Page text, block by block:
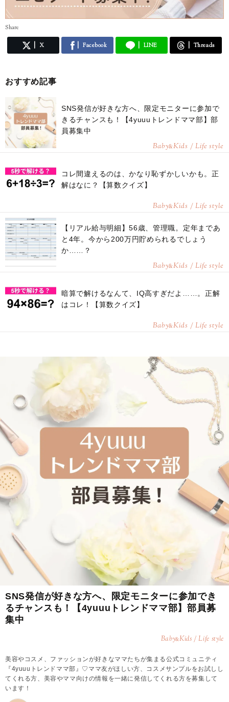
Share
X Facebook LINE Threads
おすすめ記事
SNS発信が好きな方へ、限定モニターに参加で
きるチャンスも！【4yuuuトレンドママ部】部
員募集中
Baby&Kids / Life style
コレ間違えるのは、かなり恥ずかしいかも。正
解はなに？【算数クイズ】
Baby&Kids / Life style
【リアル給与明細】56歳、管理職。定年まであ
と4年。今から200万円貯められるでしょう
か……？
Baby&Kids / Life style
暗算で解けるなんて、IQ高すぎだよ……。正解
はコレ！【算数クイズ】
Baby&Kids / Life style
SNS発信が好きな方へ、限定モニターに参加でき
るチャンスも！【4yuuuトレンドママ部】部員募
集中
Baby&Kids / Life style
美容やコスメ、ファッションが好きなママたちが集まる公式コミュニティ
『4yuuuトレンドママ部』♡ママ友がほしい方、コスメサンプルをお試しし
てくれる方、美容やママ向けの情報を一緒に発信してくれる方を募集して
います！